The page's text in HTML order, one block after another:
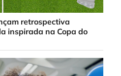
retrospectiva
inspirada na Copa do